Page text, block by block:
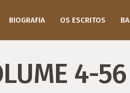
BIOGRAFIA OS ESCRITOS
4-